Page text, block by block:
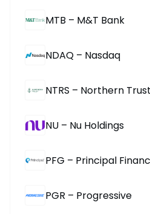
MTB – M&T Bank
NDAQ – Nasdaq
NTRS – Northern Trust
NU – Nu Holdings
PFG – Principal
PGR – Progressive